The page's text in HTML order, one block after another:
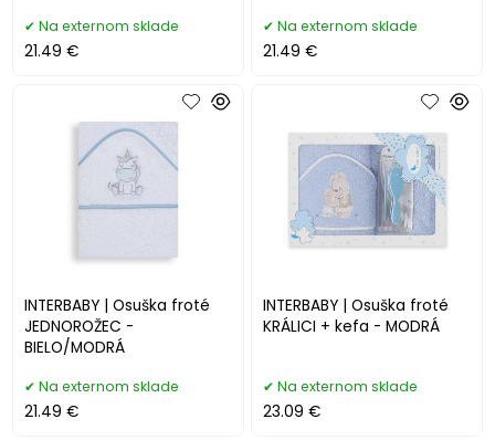
Na externom sklade
21.49 €
Na externom sklade
21.49 €
INTERBABY | Osuška froté
JEDNOROŽEC -
BIELO/MODRÁ
Na externom sklade
21.49 €
INTERBABY | Osuška froté
KRÁLICI + kefa - MODRÁ
Na externom sklade
23.09 €